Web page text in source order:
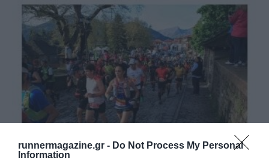
runnermagazine.gr - Do Not Process My Personal
Information